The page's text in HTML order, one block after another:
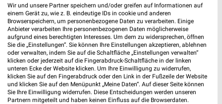
6,1 km
Angebote ab 03.08.
Noch morgen gültig
12,7 km
Angebote ab 03.08.
Noch morgen gültig
Wir und unsere Partner speichern und/oder greifen auf Informationen auf
einem Gerät zu, wie z. B. eindeutige IDs in cookie und anderen
Browserspeichern, um personenbezogene Daten zu verarbeiten. Einige
Anbieter verarbeiten Ihre personenbezogenen Daten möglicherweise
aufgrund eines berechtigten Interesses. Um dem zu widersprechen, öffnen
Sie die „Einstellungen“. Sie können Ihre Einstellungen akzeptieren, ablehnen
oder verwalten, indem Sie auf die Schaltfläche „Einstellungen verwalten“
klicken oder jederzeit auf die Fingerabdruck-Schaltfläche in der linken
unteren Ecke der Website klicken. Um Ihre Einwilligung zu widerrufen,
klicken Sie auf den Fingerabdruck oder den Link in der Fußzeile der Website
und klicken Sie auf den Menüpunkt „Meine Daten“. Auf dieser Seite können
Sie Ihre Einwilligung widerrufen. Diese Entscheidungen werden unseren
Partnern mitgeteilt und haben keinen Einfluss auf die Browserdaten.